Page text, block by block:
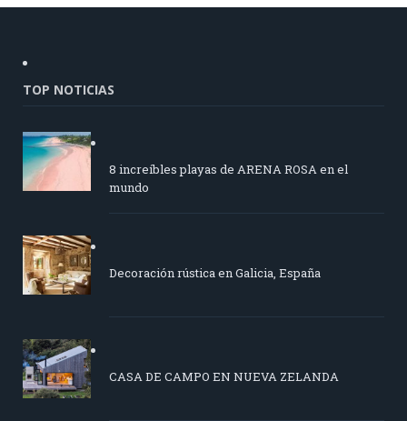
TOP NOTICIAS
8 increíbles playas de ARENA ROSA en el
mundo
Decoración rústica en Galicia, España
CASA DE CAMPO EN NUEVA ZELANDA